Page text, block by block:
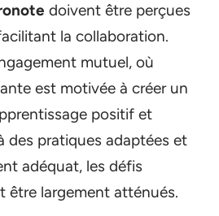
doivent être perçues
la collaboration.
mutuel, où
est motivée à créer un
positif et
des pratiques adaptées et
adéquat, les défis
être largement atténués.